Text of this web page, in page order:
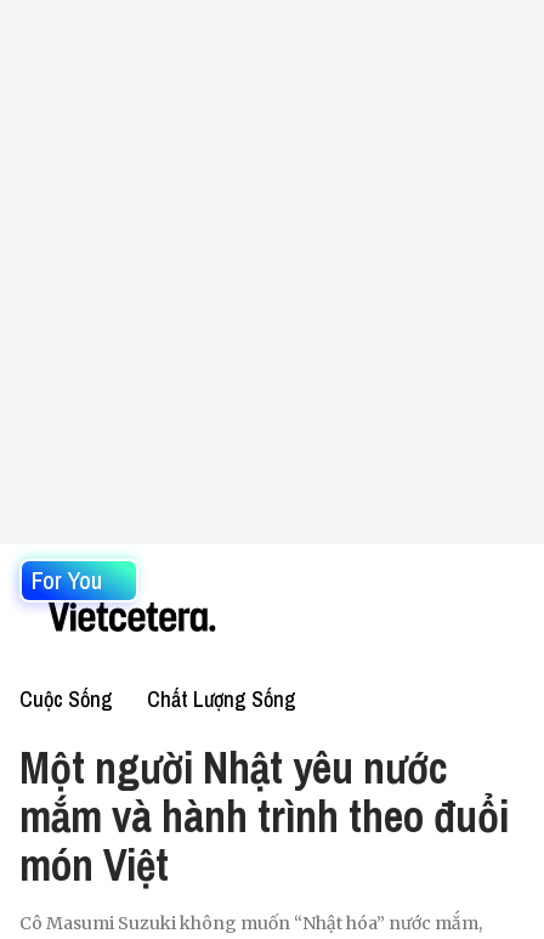
For You
Cuộc Sống Chất Lượng Sống
Một người Nhật yêu nước
mắm và hành trình theo đuổi
món Việt
Cô Masumi Suzuki không muốn “Nhật hóa” nước mắm,